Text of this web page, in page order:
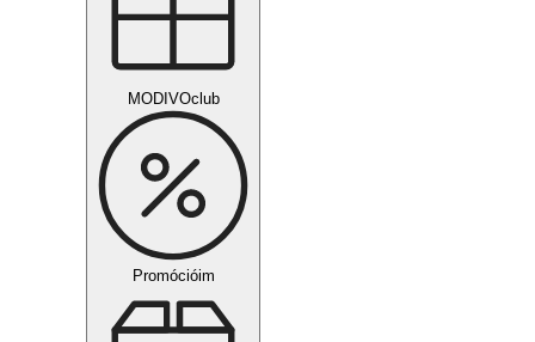
MODIVOclub
Promócióim